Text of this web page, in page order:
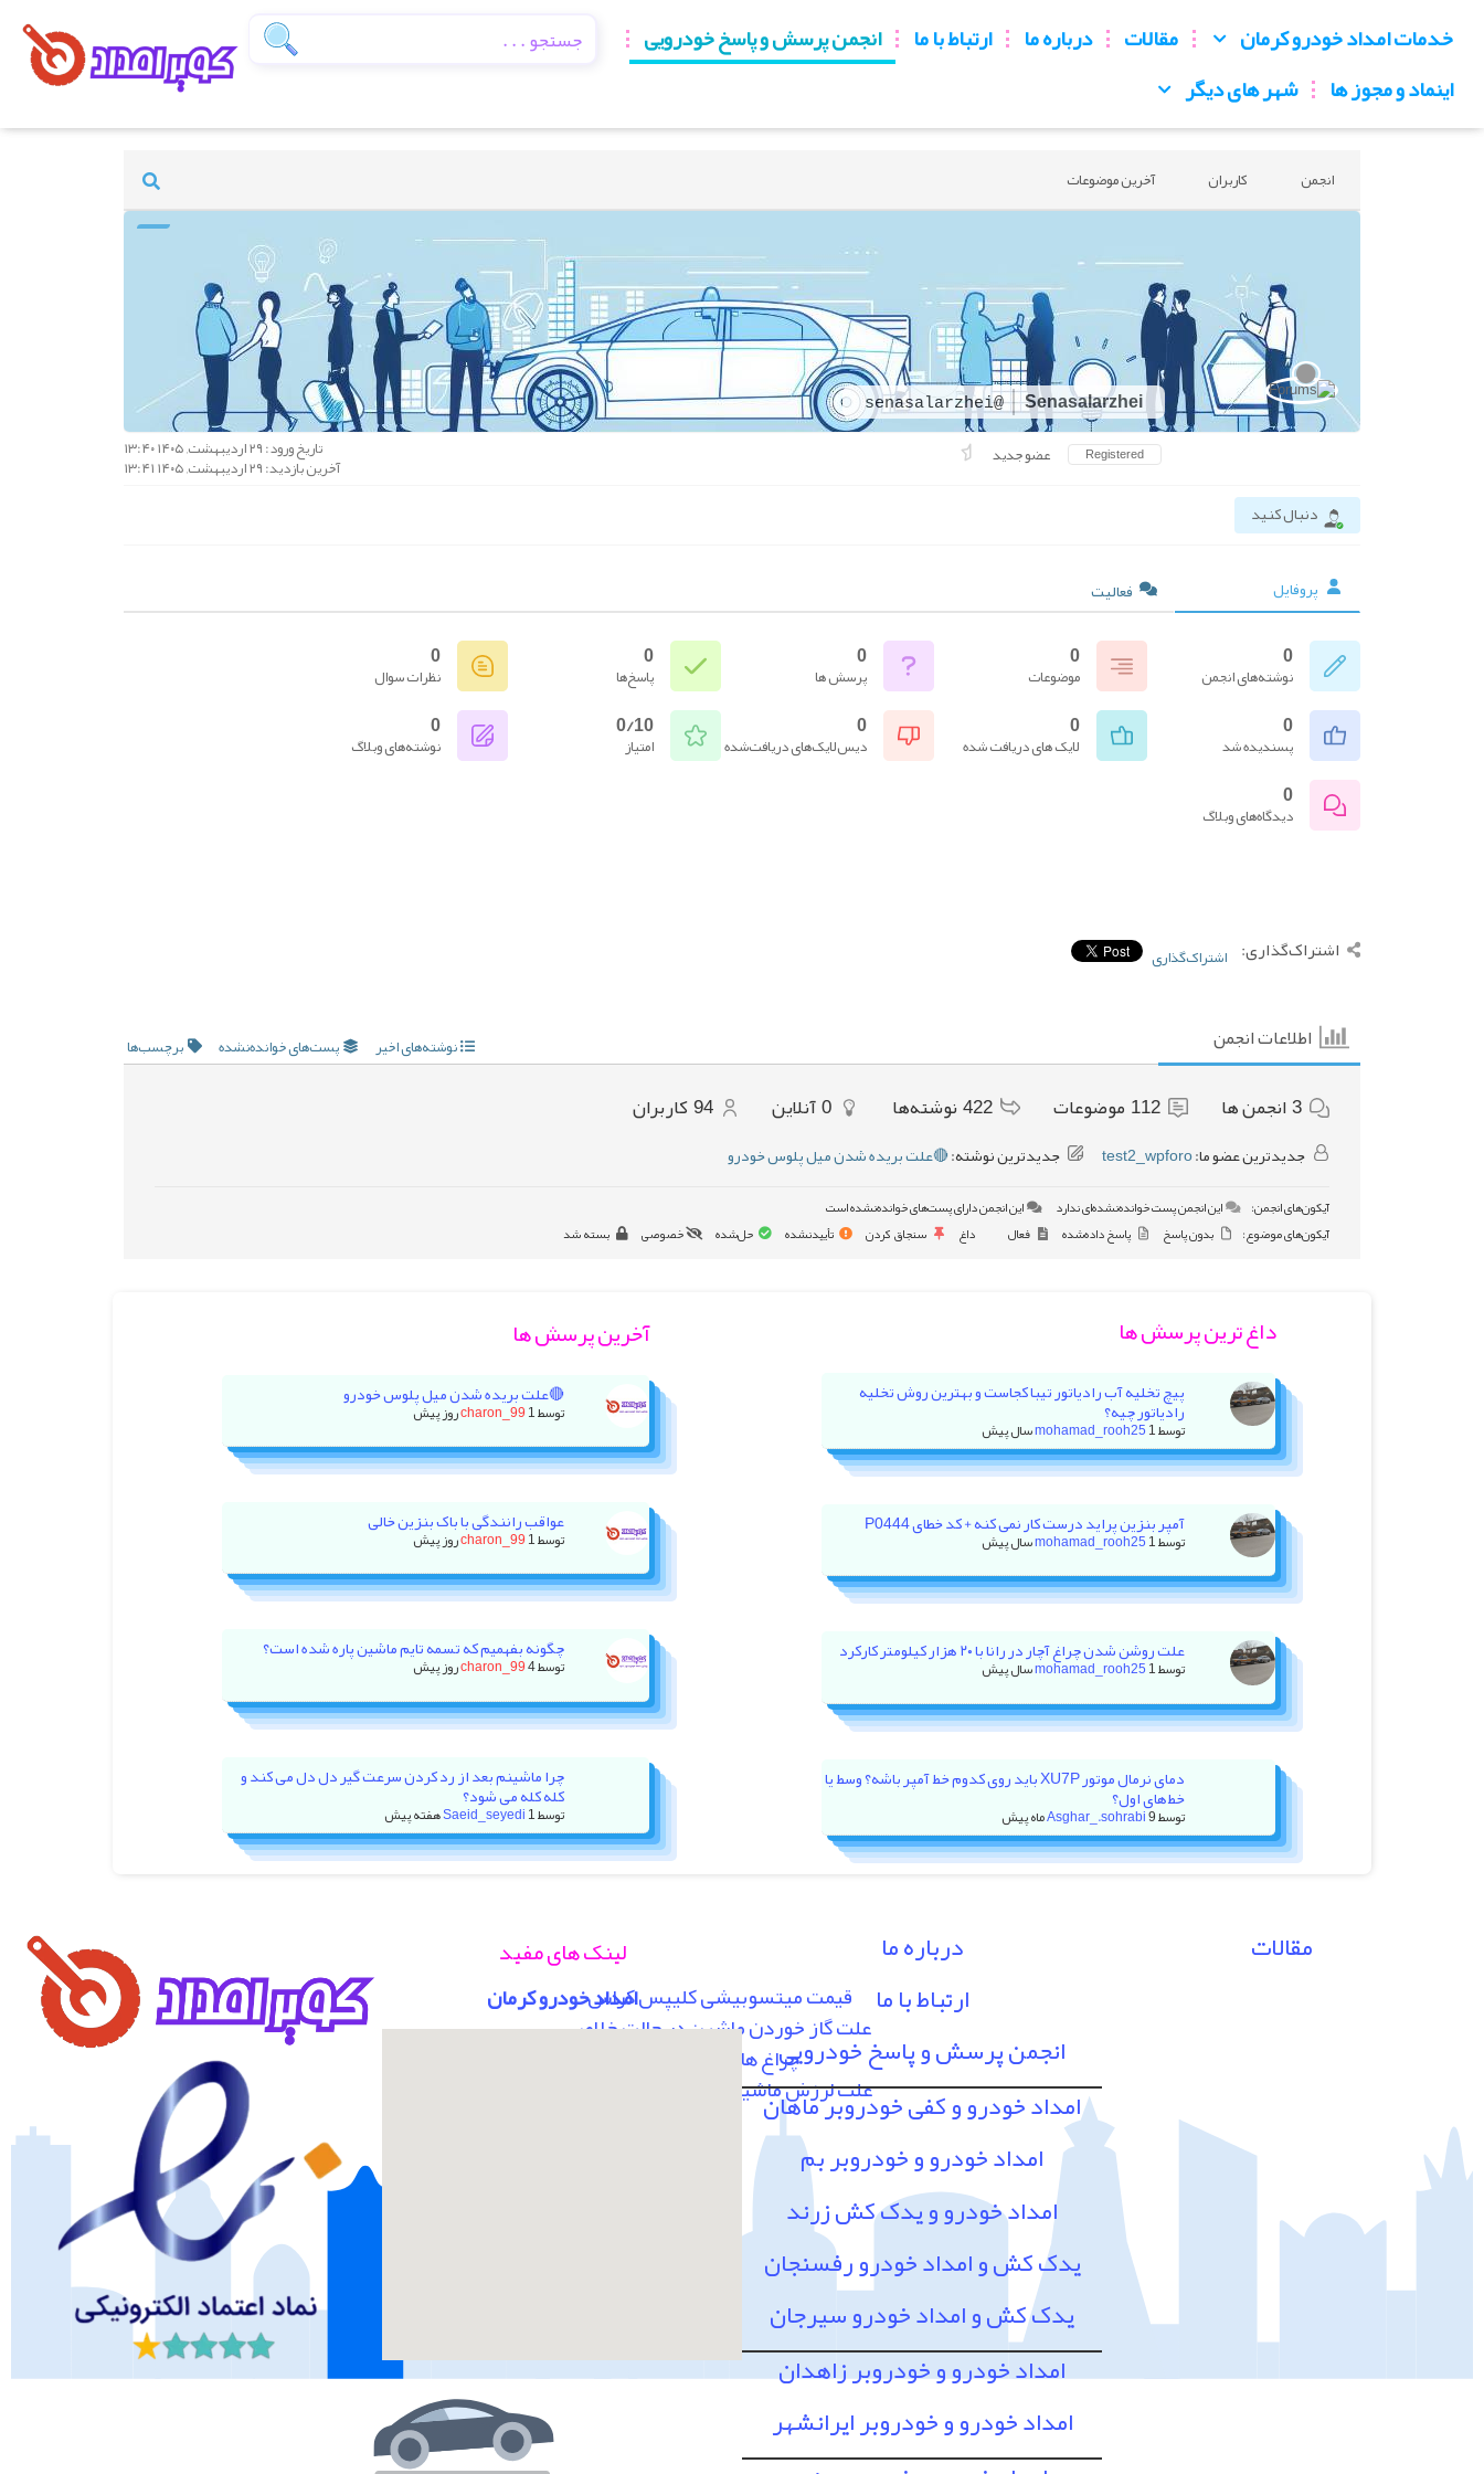
خدمات امداد خودرو کرمان مقالات درباره ما ارتباط با ما
انجمن پرسش و پاسخ خودرویی
اینماد و مجوز ها
شهر های دیگر
انجمن کاربران آخرین موضوعات
Senasalarzhei
@senasalarzhei
Registered عضو جدید تاریخ ورود: ۲۹ اردیبهشت, ۱۴۰۵ ۱۳:۴۰
آخرین بازدید: ۲۹ اردیبهشت, ۱۴۰۵ ۱۳:۴۱
دنبال کنید
پروفایل فعالیت
0
نوشته‌های انجمن
0
موضوعات
0
پرسش ها
0
پاسخ‌ها
0
نظرات سوال
0
پسندیده شد
0
لایک های دریافت شده
0
دیس‌لایک‌های دریافت‌شده
0/10
امتیاز
0
نوشته‌های وبلاگ
0
دیدگاه‌های وبلاگ
اشتراک‌گذاری: اشتراک‌گذاری
اطلاعات انجمن نوشته‌های اخیر پست‌های خوانده‌نشده برچسب‌ها
3انجمن ها 112 موضوعات 422نوشته‌ها 0آنلاین 94کاربران
جدیدترین عضو ما:test2_wpforo جدیدترین نوشته:🔴علت بریده شدن میل پلوس خودرو
آیکون‌های انجمن: این انجمن پست خوانده‌نشده‌ای ندارد
این انجمن دارای پست‌های خوانده‌نشده است
آیکون‌های موضوع:
بدون پاسخ پاسخ داده‌شده فعال داغ سنجاق کردن تأییدنشده حل‌شده خصوصی بسته شد
داغ ترین پرسش ها
پیچ تخلیه آب رادیاتور تیبا کجاست و بهترین روش تخلیه
رادیاتور چیه؟
توسط mohamad_rooh251 سال پیش
آمپر بنزین پراید درست کار نمی کنه + کد خطای P0444
توسط mohamad_rooh251 سال پیش
علت روشن شدن چراغ آچار در رانا با ۲۰ هزار کیلومتر کارکرد
توسط mohamad_rooh251 سال پیش
دمای نرمال موتور XU7P باید روی کدوم خط آمپر باشه؟ وسط یا
خط‌های اول؟
توسط Asghar_.sohrabi9 ماه پیش
آخرین پرسش ها
🔴علت بریده شدن میل پلوس خودرو
توسط charon_991 روز پیش
عواقب رانندگی با باک بنزین خالی
توسط charon_991 روز پیش
چگونه بفهمیم که تسمه تایم ماشین پاره شده است؟
توسط charon_994 روز پیش
چرا ماشینم بعد از رد کردن سرعت گیر دل دل می کند و
کله کله می شود؟
توسط Saeid_seyedi1 هفته پیش
مقالات
قیمت میتسوبیشی کلیپس کراس
علت گاز خوردن ماشین در حالت خلاص
چراغ های پشت آمپر
علت لرزش ماشین در سرعت 80 به بالا
درباره ما
ارتباط با ما
انجمن پرسش و پاسخ خودرویی
امداد خودرو و کفی خودروبر ماهان
امداد خودرو و خودروبر بم
امداد خودرو و یدک کش زرند
یدک کش و امداد خودرو رفسنجان
یدک کش و امداد خودرو سیرجان
امداد خودرو و خودروبر زاهدان
امداد خودرو و خودروبر ایرانشهر
لینک های مفید
امداد خودرو کرمان